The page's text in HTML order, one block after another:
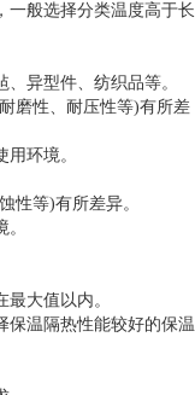
一般选择分类温度高于长
异型件、纺织品等。
磨性、耐压性等)有所差
环境。
性等)有所差异。
大值以内。
保温隔热性能较好的保温